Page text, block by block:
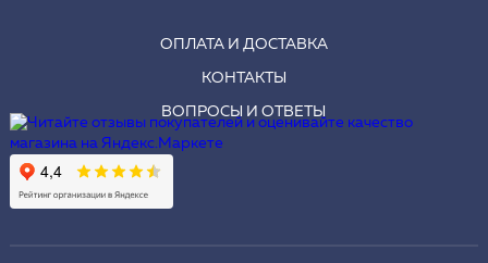
ОПЛАТА И ДОСТАВКА
КОНТАКТЫ
ВОПРОСЫ И ОТВЕТЫ